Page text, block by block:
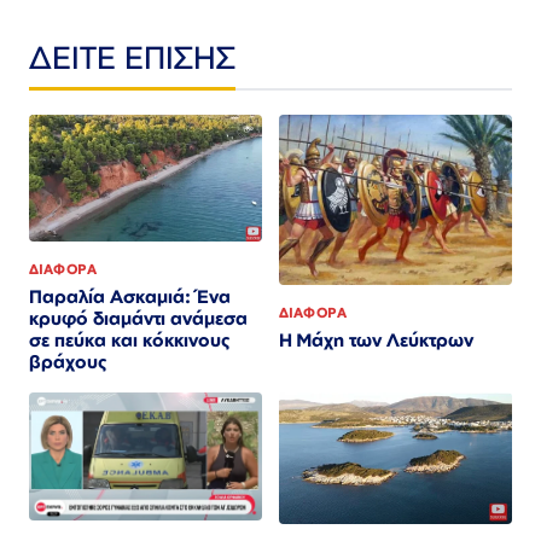
ΔΕΙΤΕ ΕΠΙΣΗΣ
ΔΙΑΦΟΡΑ
Παραλία Ασκαμιά: Ένα
κρυφό διαμάντι ανάμεσα
σε πεύκα και κόκκινους
βράχους
ΔΙΑΦΟΡΑ
Η Μάχη των Λεύκτρων